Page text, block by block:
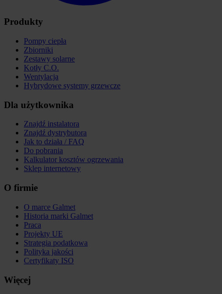
Produkty
Pompy ciepła
Zbiorniki
Zestawy solarne
Kotły C.O.
Wentylacja
Hybrydowe systemy grzewcze
Dla użytkownika
Znajdź instalatora
Znajdź dystrybutora
Jak to działa / FAQ
Do pobrania
Kalkulator kosztów ogrzewania
Sklep internetowy
O firmie
O marce Galmet
Historia marki Galmet
Praca
Projekty UE
Strategia podatkowa
Polityka jakości
Certyfikaty ISO
Więcej